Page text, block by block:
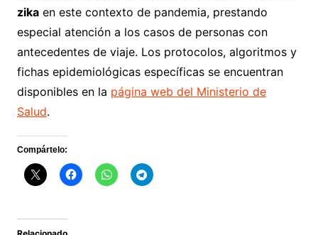
zikaen este contexto de pandemia, prestando
especial atención a los casos de personas con
antecedentes de viaje. Los protocolos, algoritmos y
fichas epidemiológicas específicas se encuentran
disponibles en la página web del Ministerio de
Salud.
Compártelo: